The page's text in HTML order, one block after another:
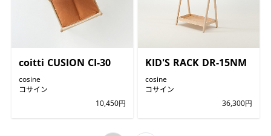
coitti CUSION CI-30
cosine
コサイン
10,450円
KID'S RACK DR-15NM
cosine
コサイン
36,300円